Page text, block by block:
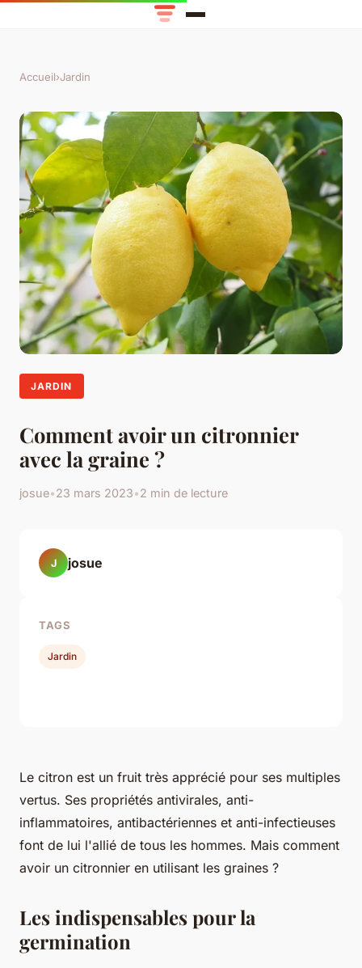
Accueil›Jardin
JARDIN
Comment avoir un citronnier
avec la graine ?
josue•23 mars 2023•2 min de lecture
Le citron est un fruit très apprécié pour ses multiples
vertus. Ses propriétés antivirales, anti-
inflammatoires, antibactériennes et anti-infectieuses
font de lui l'allié de tous les hommes. Mais comment
avoir un citronnier en utilisant les graines ?
Les indispensables pour la
germination
J josue
TAGS
Jardin